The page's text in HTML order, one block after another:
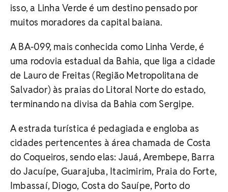
isso, a Linha Verde é um destino pensado por
muitos moradores da capital baiana.
A BA-099, mais conhecida como Linha Verde, é
uma rodovia estadual da Bahia, que liga a cidade
de Lauro de Freitas (Região Metropolitana de
Salvador) às praias do Litoral Norte do estado,
terminando na divisa da Bahia com Sergipe.
A estrada turística é pedagiada e engloba as
cidades pertencentes à área chamada de Costa
do Coqueiros, sendo elas: Jauá, Arembepe, Barra
do Jacuípe, Guarajuba, Itacimirim, Praia do Forte,
Imbassaí, Diogo, Costa do Sauípe, Porto do